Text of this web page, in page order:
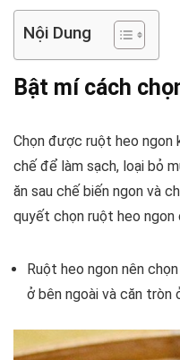
Nội Dung
Bật mí cách
Chọn được ruột heo
chế để làm sạch, loại bỏ
ăn sau chế biến ngon và
quyết chọn ruột heo ngon
Ruột heo ngon nên
ở bên ngoài và căn tròn